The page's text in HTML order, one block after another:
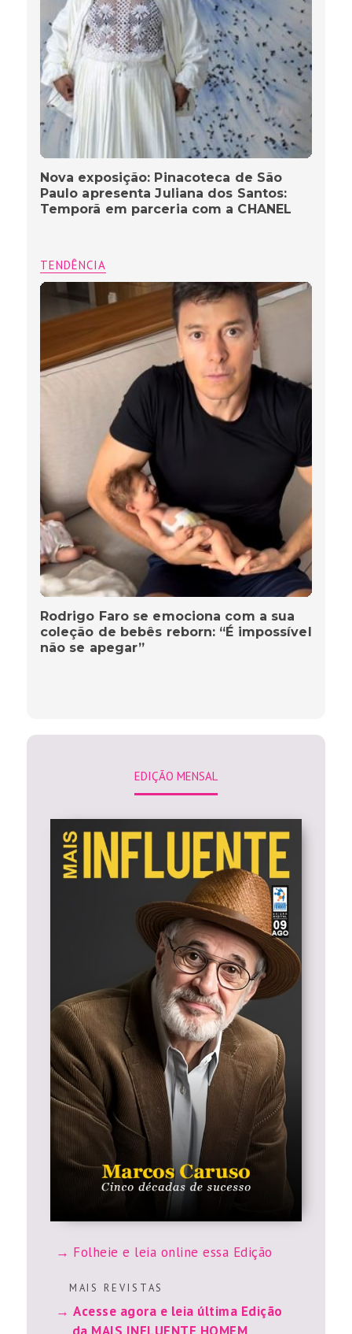
Nova exposição: Pinacoteca de São
Paulo apresenta Juliana dos Santos:
Temporã em parceria com a CHANEL
TENDÊNCIA
Rodrigo Faro se emociona com a sua
coleção de bebês reborn: “É impossível
não se apegar”
EDIÇÃO MENSAL
Folheie e leia online essa Edição
M A I S R E V I S T A S
Acesse agora e leia última Edição